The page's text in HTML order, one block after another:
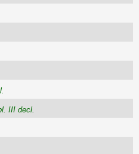
III decl.